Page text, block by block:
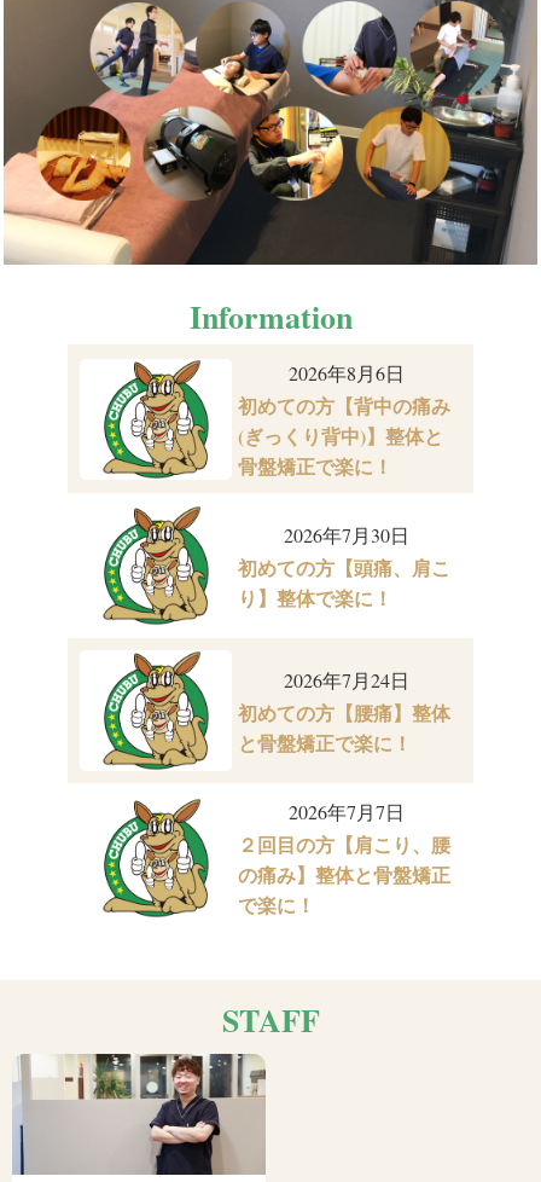
Information
2026年8月6日
初めての方【背中の痛み
(ぎっくり背中)】整体と
骨盤矯正で楽に！
2026年7月30日
初めての方【頭痛、肩こ
り】整体で楽に！
2026年7月24日
初めての方【腰痛】整体
と骨盤矯正で楽に！
2026年7月7日
２回目の方【肩こり、腰
の痛み】整体と骨盤矯正
で楽に！
STAFF